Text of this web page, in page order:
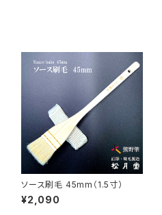
- dyeing
ソース刷毛 45mm（1.5寸）
¥2,090